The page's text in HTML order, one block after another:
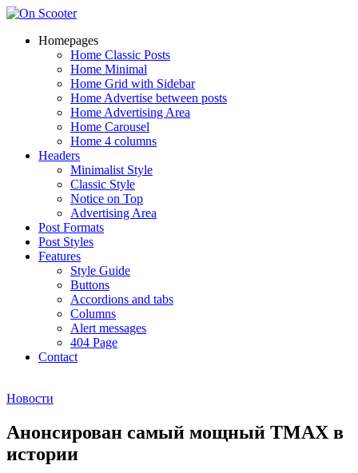
Homepages
Home Classic Posts
Home Minimal
Home Grid with Sidebar
Home Advertise between posts
Home Advertising Area
Home Carousel
Home 4 columns
Headers
Minimalist Style
Classic Style
Notice on Top
Advertising Area
Post Formats
Post Styles
Features
Style Guide
Buttons
Accordions and tabs
Columns
Alert messages
404 Page
Contact
Новости
Анонсирован самый мощный TMAX в
истории